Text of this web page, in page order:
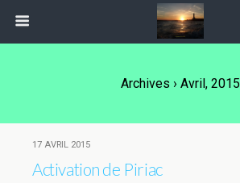
Archives › Avril, 2015
17 AVRIL 2015
Activation de Piriac